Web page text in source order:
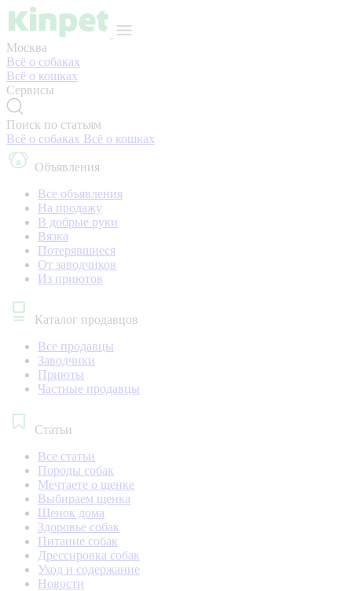
Москва
Всё о собаках
Всё о кошках
Сервисы
Поиск по статьям
Всё о собаках Всё о кошках
Объявления
Все объявления
На продажу
В добрые руки
Вязка
Потерявшиеся
От заводчиков
Из приютов
Каталог продавцов
Все продавцы
Заводчики
Приюты
Частные продавцы
Статьи
Все статьи
Породы собак
Мечтаете о щенке
Выбираем щенка
Щенок дома
Здоровье собак
Питание собак
Дрессировка собак
Уход и содержание
Новости